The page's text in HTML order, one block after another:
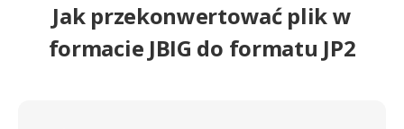
Jak przekonwertować plik w
formacie JBIG do formatu JP2